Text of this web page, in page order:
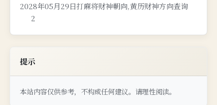
2028年05月29日打麻将财神朝向,黄历财神方向查询
2
提示
本站内容仅供参考，不构成任何建议。请理性阅读。